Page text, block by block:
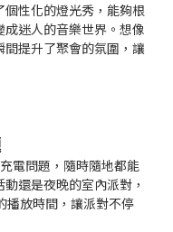
性化的燈光秀，能夠根
迷人的音樂世界。想像
提升了聚會的氛圍，讓
電問題，隨時隨地都能
還是夜晚的室內派對，
播放時間，讓派對不停